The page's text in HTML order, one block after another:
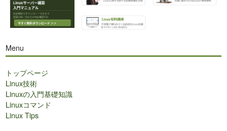
Menu
トップページ
Linux技術
Linuxの入門基礎知識
Linuxコマンド
Linux Tips